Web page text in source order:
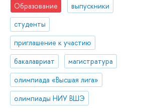
Образование
выпускники
студенты
приглашение к участию
бакалавриат
магистратура
олимпиада «Высшая лига»
олимпиады НИУ ВШЭ